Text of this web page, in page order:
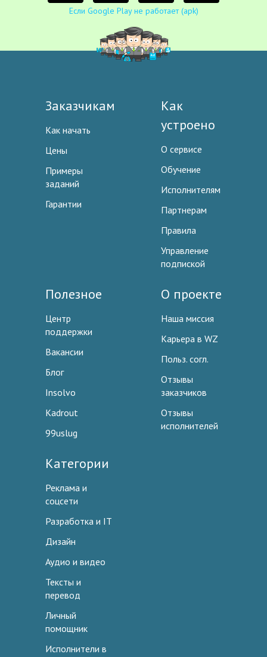
Если Google Play не работает (apk)
Заказчикам
Как начать
Цены
Примеры
заданий
Гарантии
Как
устроено
О сервисе
Обучение
Исполнителям
Партнерам
Правила
Управление
подпиской
Полезное
Центр
поддержки
Вакансии
Блог
Insolvo
Kadrout
99uslug
О проекте
Наша миссия
Карьера в WZ
Польз. согл.
Отзывы
заказчиков
Отзывы
исполнителей
Категории
Реклама и
соцсети
Разработка и IT
Дизайн
Аудио и видео
Тексты и
перевод
Личный
помощник
Исполнители в